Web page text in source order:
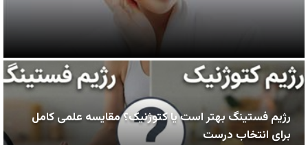
رژیم فستینگ بهتر است یا کتوژنیک؟ مقایسه علمی کامل
برای انتخاب درست